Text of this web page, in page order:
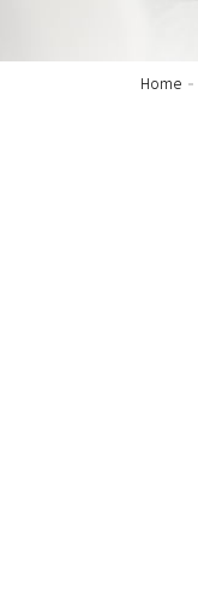
Home